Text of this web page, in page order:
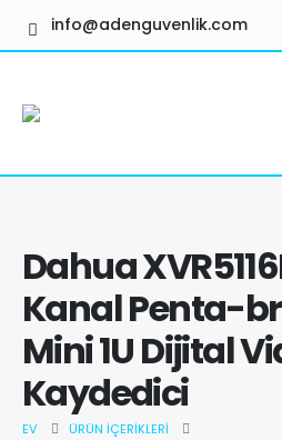
info@adenguvenlik.com
Dahua
Kanal Penta-
Mini 1U Dijital
Kaydedici
EV
ÜRÜN İÇERIKLERI